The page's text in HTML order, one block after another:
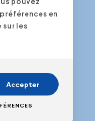
49
LinkedInYoutube
en
les
Accepter